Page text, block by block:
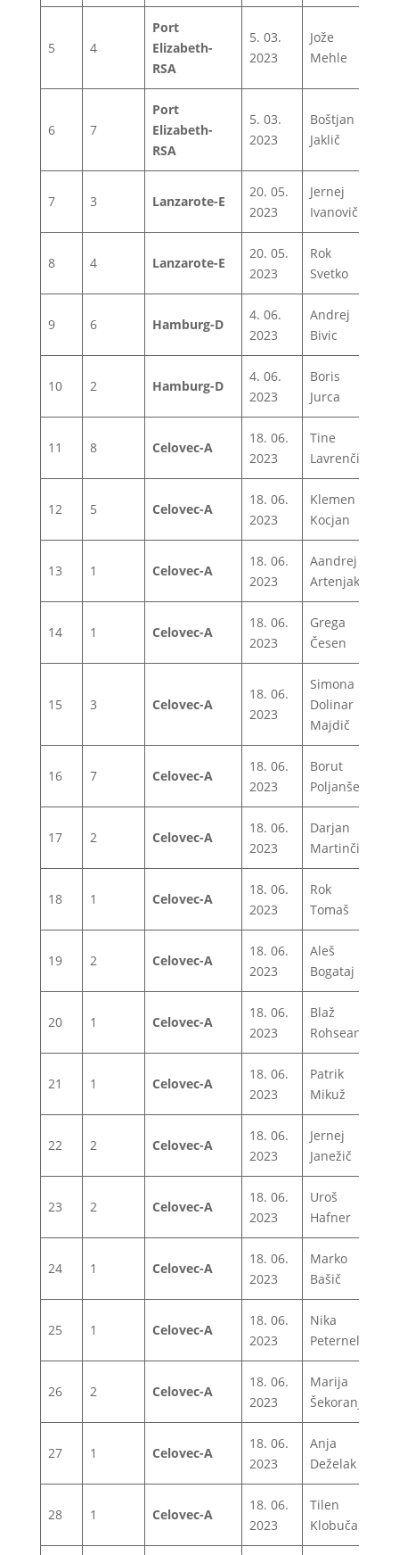
5 4
Port
Elizabeth-
RSA
5. 03.
2023
Jože
Mehle
6 7
Port
Elizabeth-
RSA
5. 03.
2023
Boštjan
Jaklič
7 3 Lanzarote-E
20. 05.
2023
Jernej
Ivanovič
8 4 Lanzarote-E
20. 05.
2023
Rok
Svetko
9 6 Hamburg-D
4. 06.
2023
Andrej
Bivic
10 2 Hamburg-D
4. 06.
2023
Boris
Jurca
11 8 Celovec-A
18. 06.
2023
Tine
Lavrenčič
12 5 Celovec-A
18. 06.
2023
Klemen
Kocjan
13 1 Celovec-A
18. 06.
2023
Aandrej
Artenjak
14 1 Celovec-A
18. 06.
2023
Grega
Česen
15 3 Celovec-A
18. 06.
2023
Simona
Dolinar
Majdič
16 7 Celovec-A
18. 06.
2023
Borut
Poljanšek
17 2 Celovec-A
18. 06.
2023
Darjan
Martinčič
18 1 Celovec-A
18. 06.
2023
Rok
Tomaš
19 2 Celovec-A
18. 06.
2023
Aleš
Bogataj
20 1 Celovec-A
18. 06.
2023
Blaž
Rohseano
21 1 Celovec-A
18. 06.
2023
Patrik
Mikuž
22 2 Celovec-A
18. 06.
2023
Jernej
Janežič
23 2 Celovec-A
18. 06.
2023
Uroš
Hafner
24 1 Celovec-A
18. 06.
2023
Marko
Bašič
25 1 Celovec-A
18. 06.
2023
Nika
Peternelj
26 2 Celovec-A
18. 06.
2023
Marija
Šekoranja
27 1 Celovec-A
18. 06.
2023
Anja
Deželak
28 1 Celovec-A
18. 06.
2023
Tilen
Klobučar